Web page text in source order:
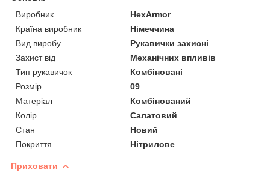
Виробник
HexArmor
Країна виробник
Німеччина
Вид виробу
Рукавички захисні
Захист від
Механічних впливів
Тип рукавичок
Комбіновані
Розмір
09
Матеріал
Комбінований
Колір
Салатовий
Стан
Новий
Покриття
Нітрилове
Приховати